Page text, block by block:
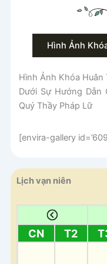
Hình Ảnh
Hình Ảnh Khóa Huân
Dưới Sự Hướng Dẫn
Quý Thầy Pháp Lữ
[envira-gallery
Lịch vạn niên
CN
T2